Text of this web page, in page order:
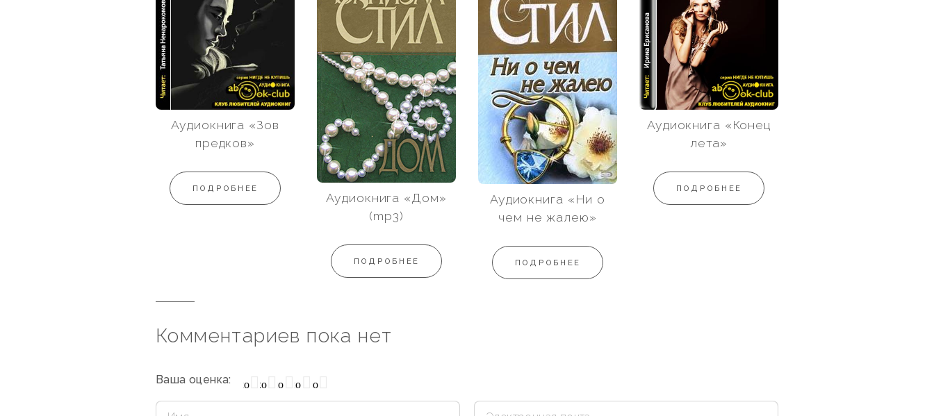
Аудиокнига «Зов
предков»
ПОДРОБНЕЕ
Аудиокнига «Дом»
(mp3)
ПОДРОБНЕЕ
Аудиокнига «Ни о
чем не жалею»
ПОДРОБНЕЕ
Аудиокнига «Конец
лета»
ПОДРОБНЕЕ
Комментариев пока нет
Ваша оценка: Отлично
Хорошо
Нормально
Плохо
Очень плохо